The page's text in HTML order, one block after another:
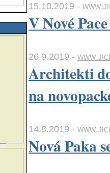
15.10.2019 -
V Nové
26.9.2019 -
Architekti
na
14.8.2019 -
Nová Paka